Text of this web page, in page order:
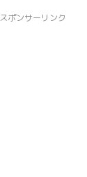
スポンサーリンク